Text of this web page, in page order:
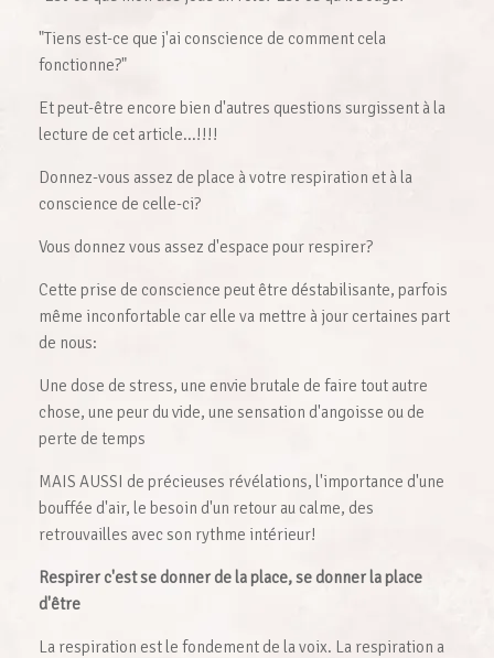
"Tiens est-ce que j'ai conscience de comment cela
fonctionne?"
Et peut-être encore bien d'autres questions surgissent à la
lecture de cet article...!!!!
Donnez-vous assez de place à votre respiration et à la
conscience de celle-ci?
Vous donnez vous assez d'espace pour respirer?
Cette prise de conscience peut être déstabilisante, parfois
même inconfortable car elle va mettre à jour certaines part
de nous:
Une dose de stress, une envie brutale de faire tout autre
chose, une peur du vide, une sensation d'angoisse ou de
perte de temps
MAIS AUSSI de précieuses révélations, l'importance d'une
bouffée d'air, le besoin d'un retour au calme, des
retrouvailles avec son rythme intérieur!
Respirer c'est se donner de la place, se donner la place
d'être
La respiration est le fondement de la voix. La respiration a